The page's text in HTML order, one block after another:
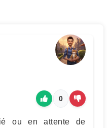
0
ou en attente de